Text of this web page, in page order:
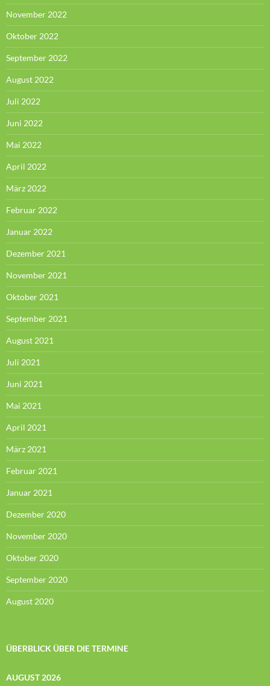
November 2022
Oktober 2022
September 2022
August 2022
Juli 2022
Juni 2022
Mai 2022
April 2022
März 2022
Februar 2022
Januar 2022
Dezember 2021
November 2021
Oktober 2021
September 2021
August 2021
Juli 2021
Juni 2021
Mai 2021
April 2021
März 2021
Februar 2021
Januar 2021
Dezember 2020
November 2020
Oktober 2020
September 2020
August 2020
ÜBERBLICK ÜBER DIE TERMINE
AUGUST 2026